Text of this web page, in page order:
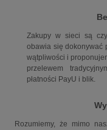
Zakupy w sieci są
obawia się dokonywać
wątpliwości i
przelewem
płatności PayU i blik.
Rozumiemy, że mimo